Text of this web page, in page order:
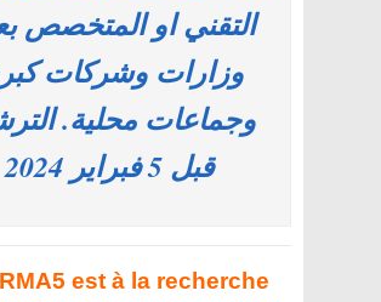
التقني او المتخصص
وزارات وشركات
وجماعات محلية.
قبل 5 فبراير 2024
est à la recherche